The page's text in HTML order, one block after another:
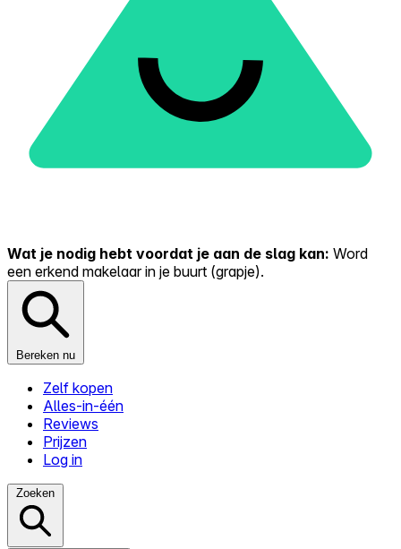
Wat je nodig hebt voordat je aan de slag kan: Word
een erkend makelaar in je buurt (grapje).
Bereken nu
Zelf kopen
Alles-in-één
Reviews
Prijzen
Log in
Zoeken